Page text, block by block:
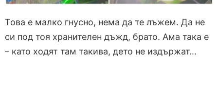
Това е малко гнусно, нема да те лъжем. Да не
си под тоя хранителен дъжд, брато. Ама така е
– като ходят там такива, дето не издържат…